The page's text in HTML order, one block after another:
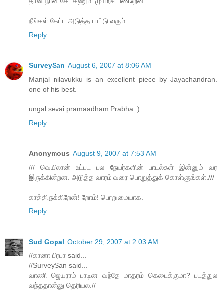
நீங்கள் கேட்ட அடுத்த பாட்டு வரும்
Reply
SurveySan August 6, 2007 at 8:06 AM
Manjal nilavukku is an excellent piece by Jayachandran.
one of his best.
ungal sevai pramaadham Prabha :)
Reply
Anonymous August 9, 2007 at 7:53 AM
/// வெயிலான் உட்பட பல நேயர்களின் பாடல்கள் இன்னும் வர
இருக்கின்றன. அடுத்த வாரம் வரை பொறுத்துக் கொள்ளுங்கள்.///
காத்திருக்கிறேன்! றோம்! பொறுமையாக.
Reply
Sud Gopal October 29, 2007 at 2:03 AM
//கானா பிரபா said...
//SurveySan said...
வாணி ஜெயராம் பாடின வந்தே மாதரம் கெடைக்குமா? படத்துல
வந்ததான்னு தெரியல.//